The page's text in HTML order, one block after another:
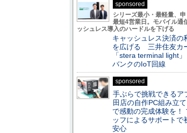
sponsored
シリーズ最小・最軽量、
最短4営業日。モバイル通
ッシュレス導入のハードルを下げる
キャッシュレス決済の
を広げる 三井住友カ
「stera terminal light
バンクのIoT回線
sponsored
手ぶらで挑戦できるア
田店の自作PC組み立
で感動の完成体験を！
ッフによるサポートで
安心